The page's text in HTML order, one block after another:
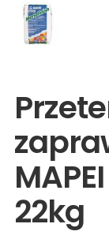
22kg